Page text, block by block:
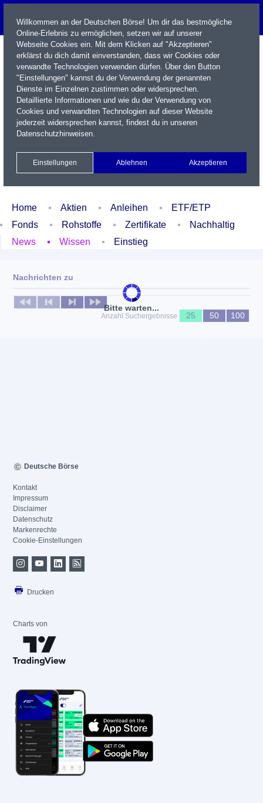
Name / WKN / ISIN / Kürzel
Xetra Realtime
Watchlist Portfolio Login
Home Aktien Anleihen
ETF/ETP
Fonds
Rohstoffe Zertifikate
Nachhaltig
News
Wissen Einstieg
Bitte warten...
Nachrichten zu
Keine News verfügbar
Anzahl Suchergebnisse
25 50 100
Willkommen an der Deutschen Börse! Um dir das bestmögliche
Online-Erlebnis zu ermöglichen, setzen wir auf unserer
Webseite Cookies ein. Mit dem Klicken auf "Akzeptieren"
erklärst du dich damit einverstanden, dass wir Cookies oder
verwandte Technologien verwenden dürfen. Über den Button
"Einstellungen" kannst du der Verwendung der genannten
Dienste im Einzelnen zustimmen oder widersprechen.
Detaillierte Informationen und wie du der Verwendung von
Cookies und verwandten Technologien auf dieser Website
jederzeit widersprechen kannst, findest du in unseren
Datenschutzhinweisen.
Einstellungen Ablehnen Akzeptieren
Deutsche Börse
Kontakt
Impressum
Disclaimer
Datenschutz
Markenrechte
Cookie-Einstellungen
Drucken
Charts von